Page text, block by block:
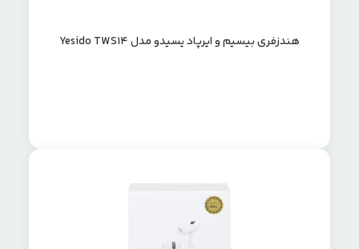
هندزفری بیسیم و ایرپاد یسیدو مدل Yesido TWS14